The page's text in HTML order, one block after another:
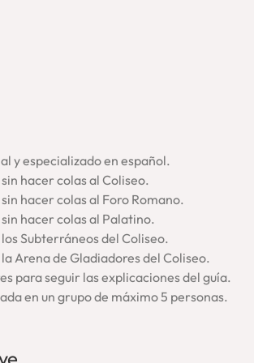
que permitía el acceso a la
el Coliseo muy
Subterráneos,
Romano y
subterráneos, de losentresijos
única e inédita para la mayoría de
permitirá, por tanto, asombrarte por la
del monumento. Además,
y especializado en español.
hacer colas al Coliseo.
hacer colas al Foro Romano.
hacer colas al Palatino.
Subterráneos del Coliseo.
Arena de Gladiadores del Coliseo.
para seguir las explicaciones del guía.
en un grupo de máximo 5 personas.